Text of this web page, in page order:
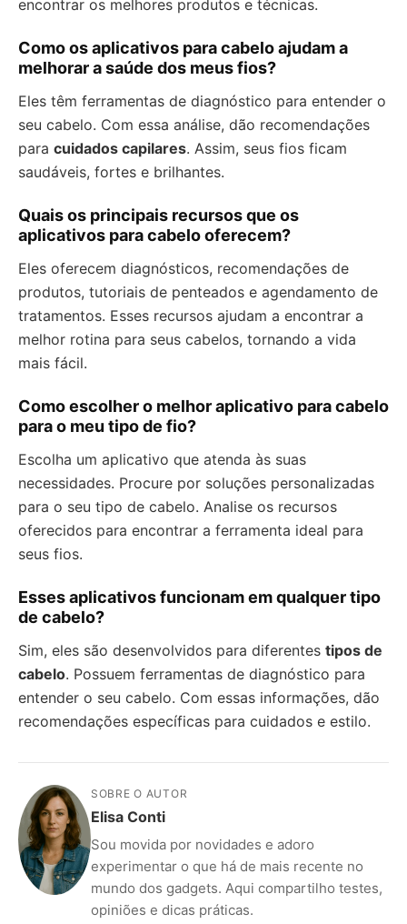
encontrar os melhores produtos e técnicas.
Como os aplicativos para cabelo ajudam a
melhorar a saúde dos meus fios?
Eles têm ferramentas de diagnóstico para entender o
seu cabelo. Com essa análise, dão recomendações
para cuidados capilares. Assim, seus fios ficam
saudáveis, fortes e brilhantes.
Quais os principais recursos que os
aplicativos para cabelo oferecem?
Eles oferecem diagnósticos, recomendações de
produtos, tutoriais de penteados e agendamento de
tratamentos. Esses recursos ajudam a encontrar a
melhor rotina para seus cabelos, tornando a vida
mais fácil.
Como escolher o melhor aplicativo para cabelo
para o meu tipo de fio?
Escolha um aplicativo que atenda às suas
necessidades. Procure por soluções personalizadas
para o seu tipo de cabelo. Analise os recursos
oferecidos para encontrar a ferramenta ideal para
seus fios.
Esses aplicativos funcionam em qualquer tipo
de cabelo?
Sim, eles são desenvolvidos para diferentes tipos de
cabelo. Possuem ferramentas de diagnóstico para
entender o seu cabelo. Com essas informações, dão
recomendações específicas para cuidados e estilo.
SOBRE O AUTOR
Elisa Conti
Sou movida por novidades e adoro
experimentar o que há de mais recente no
mundo dos gadgets. Aqui compartilho testes,
opiniões e dicas práticas.